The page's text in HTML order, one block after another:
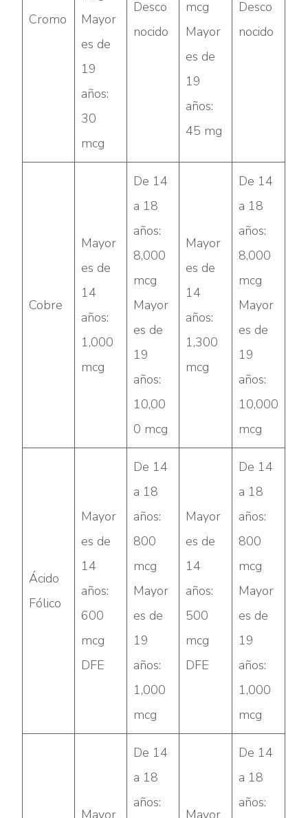
Cromo
Mayor
es de
19
años:
30
mcg
Desco
nocido
mcg
Mayor
es de
19
años:
45 mg
Desco
nocido
Cobre
Mayor
es de
14
años:
1,000
mcg
De 14
a 18
años:
8,000
mcg
Mayor
es de
19
años:
10,00
0 mcg
Mayor
es de
14
años:
1,300
mcg
De 14
a 18
años:
8,000
mcg
Mayor
es de
19
años:
10,000
mcg
Ácido
Fólico
Mayor
es de
14
años:
600
mcg
DFE
De 14
a 18
años:
800
mcg
Mayor
es de
19
años:
1,000
mcg
Mayor
es de
14
años:
500
mcg
DFE
De 14
a 18
años:
800
mcg
Mayor
es de
19
años:
1,000
mcg
Mayor
De 14
a 18
años:
Mayor
De 14
a 18
años: